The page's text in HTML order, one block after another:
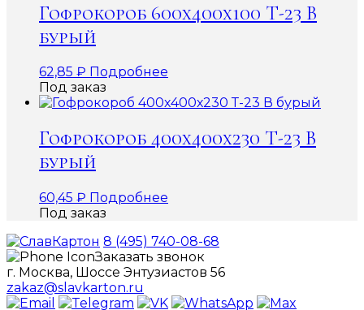
Гофрокороб 600х400х100 Т-23 В
бурый
62,85 ₽ Подробнее
Под заказ
Гофрокороб 400х400х230 Т-23 В
бурый
60,45 ₽ Подробнее
Под заказ
8 (495) 740-08-68
Заказать звонок
г. Москва, Шоссе Энтузиастов 56
zakaz@slavkarton.ru